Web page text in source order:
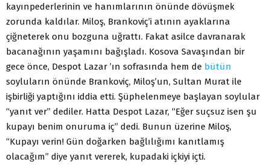
kayınpederlerinin ve hanımlarının önünde dövüşmek
zorunda kaldılar. Miloş, Brankoviç’i atının ayaklarına
çiğneterek onu bozguna uğrattı. Fakat asilce davranarak
bacanağının yaşamını bağışladı. Kosova Savaşından bir
gece önce, Despot Lazar ’ın sofrasında hem de bütün
soyluların önünde Brankoviç, Miloş’un, Sultan Murat ile
işbirliği yaptığını iddia etti. Şüphelenmeye başlayan soylular
“yanıt ver” dediler. Hatta Despot Lazar, “Eğer suçsuz isen şu
kupayı benim onuruma iç” dedi. Bunun üzerine Miloş,
“Kupayı verin! Gün doğarken bağlılığımı kanıtlamış
olacağım” diye yanıt vererek, kupadaki içkiyi içti.